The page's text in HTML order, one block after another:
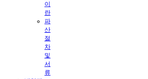
이
란
파
산
절
차
및
서
류